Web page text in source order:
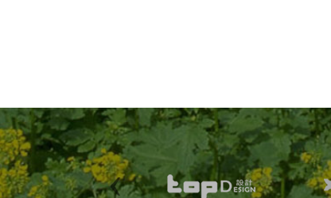
Previous